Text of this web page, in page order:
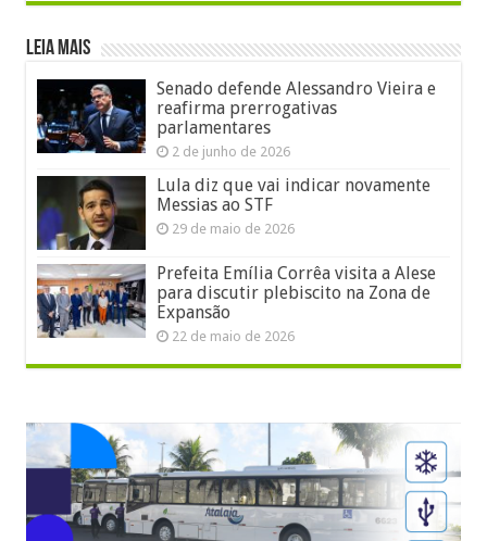
LEIA MAIS
Senado defende Alessandro Vieira e
reafirma prerrogativas
parlamentares
2 de junho de 2026
Lula diz que vai indicar novamente
Messias ao STF
29 de maio de 2026
Prefeita Emília Corrêa visita a Alese
para discutir plebiscito na Zona de
Expansão
22 de maio de 2026